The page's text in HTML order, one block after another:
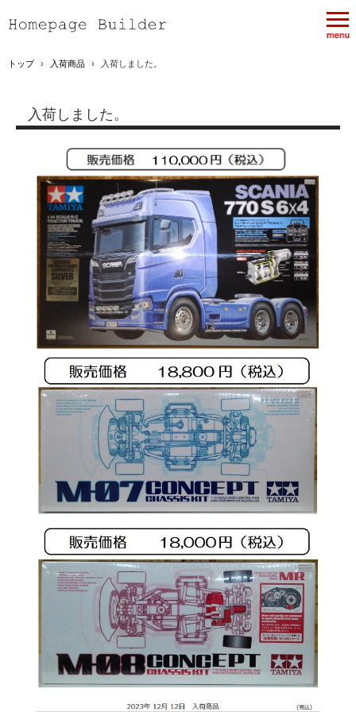
トップ › 入荷商品 › 入荷しました。
入荷しました。